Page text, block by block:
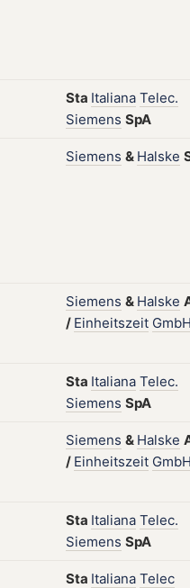
Sta Italiana Telec.
Siemens SpA
Siemens & Halske
Siemens & Halske
/ Einheitszeit
Sta Italiana Telec.
Siemens SpA
Siemens & Halske
/ Einheitszeit
Sta Italiana Telec.
Siemens SpA
Sta Italiana Telec